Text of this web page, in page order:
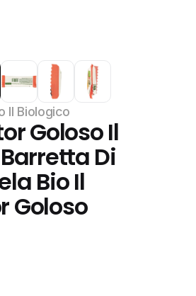
Il Biologico
Goloso Il
Di
Bio Il
Goloso